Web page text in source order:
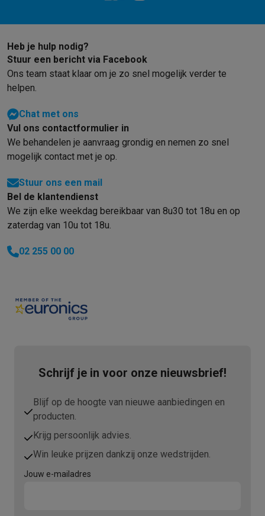
Heb je hulp nodig?
Stuur een bericht via Facebook
Ons team staat klaar om je zo snel mogelijk verder te
helpen.
Chat met ons
Vul ons contactformulier in
We behandelen je aanvraag grondig en nemen zo snel
mogelijk contact met je op.
Stuur ons een mail
Bel de klantendienst
We zijn elke weekdag bereikbaar van 8u30 tot 18u en op
zaterdag van 10u tot 18u.
02 255 00 00
Schrijf je in voor onze nieuwsbrief!
Blijf op de hoogte van nieuwe aanbiedingen en
producten.
Krijg persoonlijk advies.
Win leuke prijzen dankzij onze wedstrijden.
Jouw e-mailadres